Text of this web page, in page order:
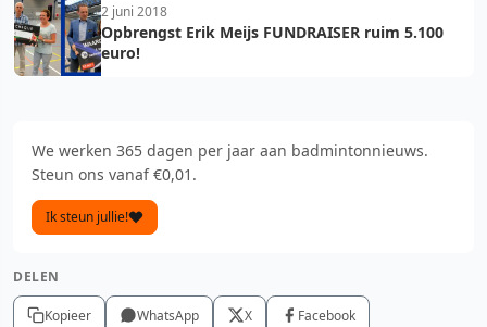
2 juni 2018
Opbrengst Erik Meijs FUNDRAISER ruim 5.100
euro!
We werken 365 dagen per jaar aan badmintonnieuws.
Steun ons vanaf €0,01.
Ik steun jullie!
DELEN
Kopieer WhatsApp X Facebook